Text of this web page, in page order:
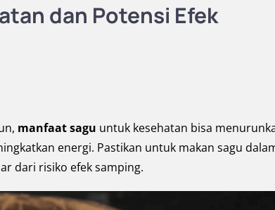
dan Potensi Efek
manfaat sagu untuk kesehatan bisa
energi. Pastikan untuk makan sagu
dari risiko efek samping.